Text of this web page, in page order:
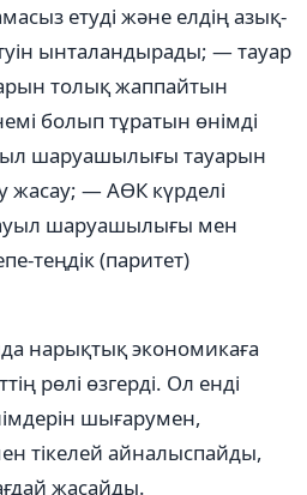
етуді жəне елдің азық-
ынталандырады; — тауар
толық жаппайтын
болып тұратын өнімді
шаруашылығы тауарын
жасау; — АӨК күрделі
шаруашылығы мен
теңдік (паритет)
нарықтық экономикаға
рөлі өзгерді. Ол енді
шығарумен,
тікелей айналыспайды,
жасайды.